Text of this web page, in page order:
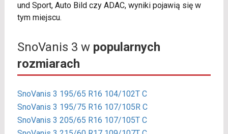
und Sport, Auto Bild czy ADAC, wyniki pojawią się w
tym miejscu.
SnoVanis 3 w popularnych
rozmiarach
SnoVanis 3 195/65 R16 104/102T C
SnoVanis 3 195/75 R16 107/105R C
SnoVanis 3 205/65 R16 107/105T C